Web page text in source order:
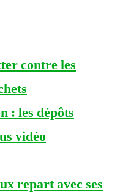
contre les
: les dépôts
vidéo
repart avec ses